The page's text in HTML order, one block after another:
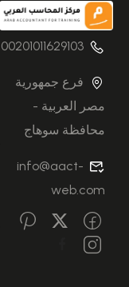
00201011629103
فرع جمهورية
مصر العربية -
محافظة سوهاج
info@aact-
web.com